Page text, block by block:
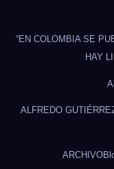
“EN COLOMBIA SE
HAY
ALFREDO
ARCHIVO